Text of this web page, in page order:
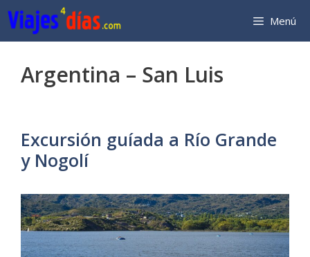
Saltar
al
contenido
Menú
Argentina – San Luis
Excursión guíada a Río Grande
y Nogolí